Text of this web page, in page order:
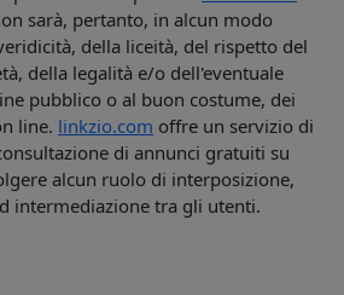
sarà, pertanto, in alcun modo
della liceità, del rispetto del
della legalità e/o dell'eventuale
pubblico o al buon costume, dei
line. linkzio.com offre un servizio di
di annunci gratuiti su
alcun ruolo di interposizione,
intermediazione tra gli utenti.